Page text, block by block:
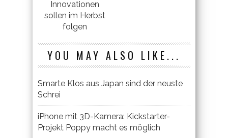
Innovationen
sollen im Herbst
folgen
YOU MAY ALSO LIKE...
Smarte Klos aus Japan sind der neuste
Schrei
iPhone mit 3D-Kamera: Kickstarter-
Projekt Poppy macht es möglich